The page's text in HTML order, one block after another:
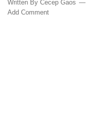
Written By Cecep Gaos
Add Comment